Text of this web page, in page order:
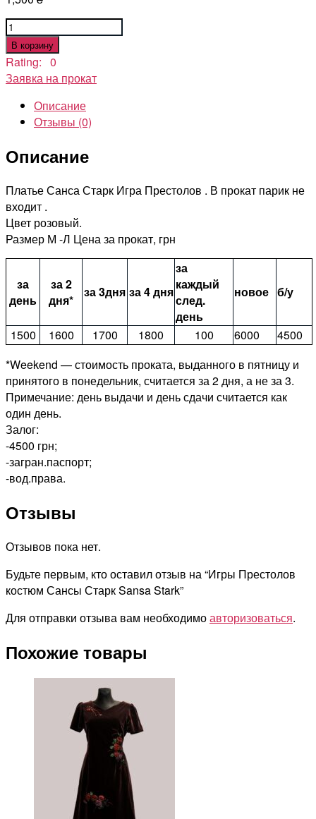
Количество
товара
Игры
Престолов
Сансы
Старк
Stark
В корзину
Rating: 0
Заявка на прокат
Описание
Отзывы (0)
Описание
Платье Санса Старк Игра Престолов . В прокат парик не
входит .
Цвет розовый.
Размер М -Л Цена за прокат, грн
за
день
за 2
дня*
за 3дня за 4 дня
за
каждый
след.
день
новое б/у
1500 1600 1700 1800 100 6000
4500
*Weekend — стоимость проката, выданного в пятницу и
принятого в понедельник, считается за 2 дня, а не за 3.
Примечание: день выдачи и день сдачи считается как
один день.
Залог:
-4500 грн;
-загран.паспорт;
-вод.права.
Отзывы
Отзывов пока нет.
Будьте первым, кто оставил отзыв на “Игры Престолов
костюм Сансы Старк Sansa Stark”
Для отправки отзыва вам необходимоавторизоваться.
Похожие товары